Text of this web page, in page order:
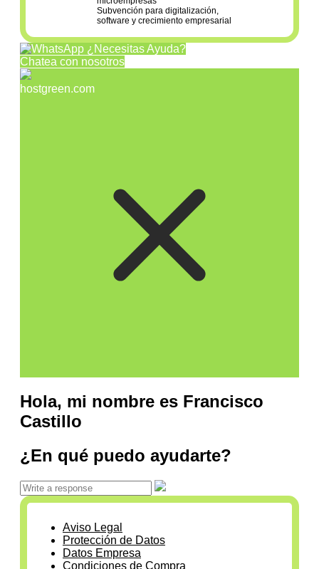
Subvención para digitalización,
software y crecimiento empresarial
¿Necesitas Ayuda?
Chatea con nosotros
hostgreen.com
Hola, mi nombre es Francisco
Castillo
¿En qué puedo ayudarte?
Aviso Legal
Protección de Datos
Datos Empresa
Condiciones de Compra